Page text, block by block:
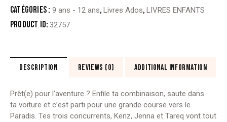
GRANDE
VERS
Catégories : 9 ans - 12 ans,Livres Ados,LIVRES ENFANTS
Product ID:32757
DESCRIPTION REVIEWS (0) ADDITIONAL INFORMATION
Prêt(e) pour l’aventure ? Enfile ta combinaison, saute dans
ta voiture et c’est parti pour une grande course vers le
Paradis. Tes trois concurrents, Kenz, Jenna et Tareq vont tout